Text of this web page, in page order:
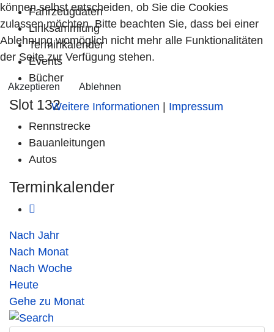
Fahrzeugdaten
Linksammlung
Terminkalender
Events
Bücher
Slot 132
Rennstrecke
Bauanleitungen
Autos
Terminkalender
Nach Jahr
Nach Monat
Nach Woche
Heute
Gehe zu Monat
können selbst entscheiden, ob Sie die Cookies
zulassen möchten. Bitte beachten Sie, dass bei einer
Ablehnung womöglich nicht mehr alle Funktionalitäten
der Seite zur Verfügung stehen.
Akzeptieren Ablehnen
Weitere Informationen | Impressum